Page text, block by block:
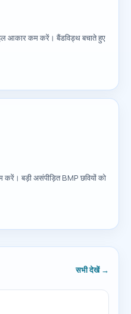
आकार कम करें। बैंडविड्थ बचाते हुए
बड़ी असंपीड़ित BMP छवियों को
सभी देखें →